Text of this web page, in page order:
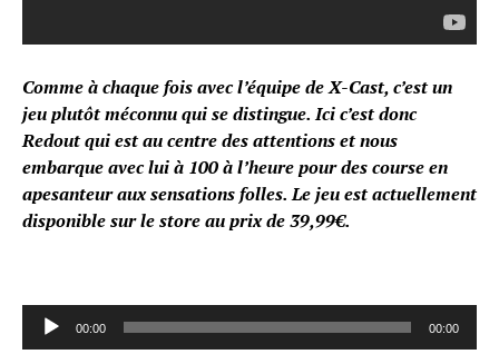
Comme à chaque fois avec l’équipe de X-Cast, c’est un
jeu plutôt méconnu qui se distingue. Ici c’est donc
Redout qui est au centre des attentions et nous
embarque avec lui à 100 à l’heure pour des course en
apesanteur aux sensations folles. Le jeu est actuellement
disponible sur le store au prix de 39,99€.
u
00:00 00:00